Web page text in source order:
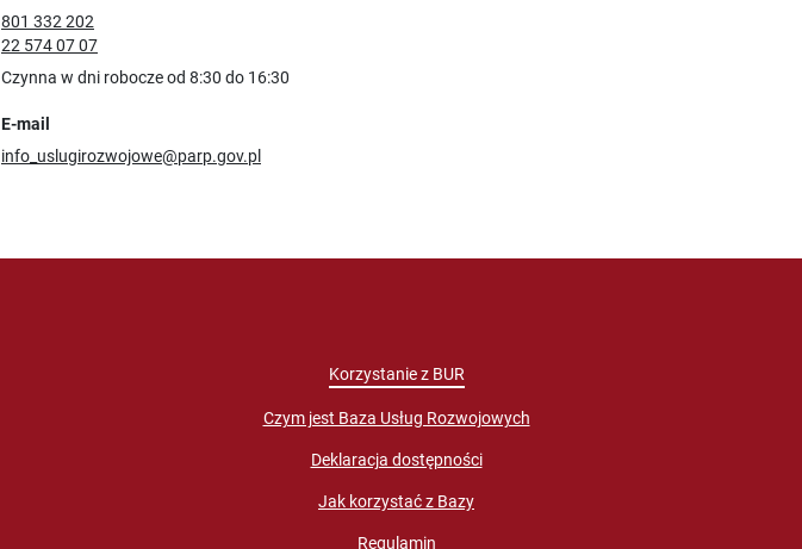
801 332 202
22 574 07 07
Czynna w dni robocze od 8:30 do 16:30
E-mail
info_uslugirozwojowe@parp.gov.pl
Korzystanie z BUR
Czym jest Baza Usług Rozwojowych
Deklaracja dostępności
Jak korzystać z Bazy
Regulamin